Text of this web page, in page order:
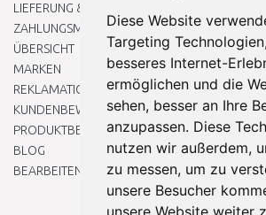
Diese Website
Targeting
besseres Internet-
ermöglichen und die
sehen, besser an Ihre
anzupassen. Diese
nutzen wir außerdem,
zu messen, um zu
unsere Besucher
unsere Website weiter
LIEFERUNG & ZAHLUNG
ZAHLUNGSMETHODEN
ÜBERSICHT
MARKEN
REKLAMATIONEN UND RETOUREN
KUNDENBEWERTUNG
PRODUKTBEWERTUNG
BLOG
BEARBEITEN SIE MEINE COOKIE-